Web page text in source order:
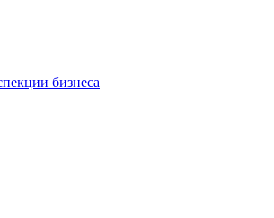
бизнеса